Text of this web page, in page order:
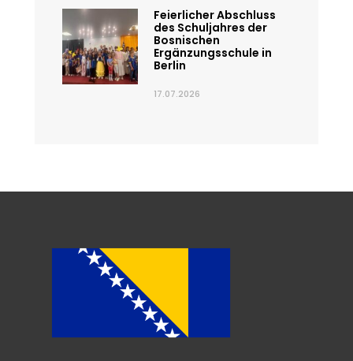
Feierlicher Abschluss
des Schuljahres der
Bosnischen
Ergänzungsschule in
Berlin
17.07.2026